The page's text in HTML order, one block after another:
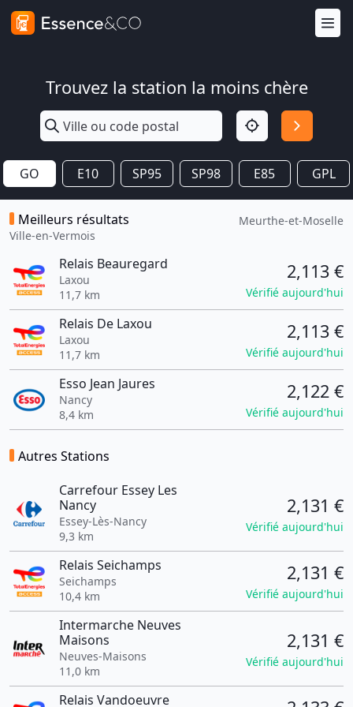
Trouvez la station la moins chère
GO E10 SP95 SP98 E85 GPL
Meilleurs résultats
Ville-en-Vermois
Meurthe-et-Moselle
Relais Beauregard
Laxou
11,7 km
2,113 €
Vérifié aujourd'hui
Relais De Laxou
Laxou
11,7 km
2,113 €
Vérifié aujourd'hui
Esso Jean Jaures
Nancy
8,4 km
2,122 €
Vérifié aujourd'hui
Autres Stations
Carrefour Essey Les
Nancy
Essey-Lès-Nancy
9,3 km
2,131 €
Vérifié aujourd'hui
Relais Seichamps
Seichamps
10,4 km
2,131 €
Vérifié aujourd'hui
Intermarche Neuves
Maisons
Neuves-Maisons
11,0 km
2,131 €
Vérifié aujourd'hui
Relais Vandoeuvre